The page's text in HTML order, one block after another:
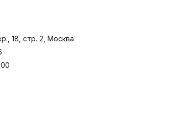
18, стр. 2, Москва